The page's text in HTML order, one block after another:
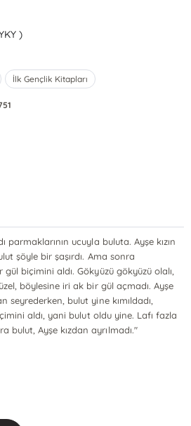
)
İlk Gençlik Kitapları
parmaklarının ucuyla buluta. Ayşe kızın
şöyle bir şaşırdı. Ama sonra
biçimini aldı. Gökyüzü gökyüzü olalı,
böylesine iri ak bir gül açmadı. Ayşe
seyrederken, bulut yine kımıldadı,
aldı, yani bulut oldu yine. Lafı fazla
bulut, Ayşe kızdan ayrılmadı."